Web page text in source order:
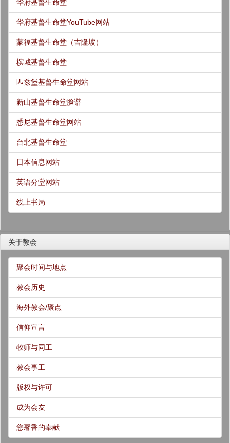
华府基督生命堂
华府基督生命堂YouTube网站
蒙福基督生命堂（吉隆坡）
槟城基督生命堂
匹兹堡基督生命堂网站
新山基督生命堂脸谱
悉尼基督生命堂网站
台北基督生命堂
日本信息网站
英语分堂网站
线上书局
关于教会
聚会时间与地点
教会历史
海外教会/聚点
信仰宣言
牧师与同工
教会事工
版权与许可
成为会友
您馨香的奉献